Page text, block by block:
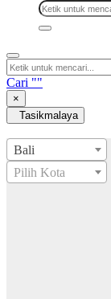
Cari ""
×
Tasikmalaya
Bali
Pilih Kota